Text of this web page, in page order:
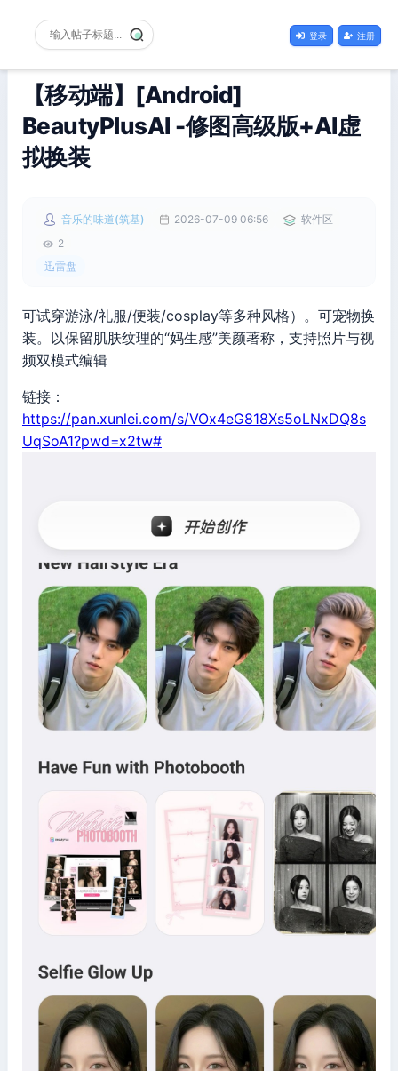
登录 注册
【移动端】[Android]
BeautyPlusAI -修图高级版+AI虚
拟换装
音乐的味道(筑基) 2026-07-09 06:56
软件区
2
迅雷盘
可试穿游泳/礼服/便装/cosplay等多种风格）。可宠物换
装。以保留肌肤纹理的“妈生感”美颜著称，支持照片与视
频双模式编辑
链接：
https://pan.xunlei.com/s/VOx4eG818Xs5oLNxDQ8s
UqSoA1?pwd=x2tw#